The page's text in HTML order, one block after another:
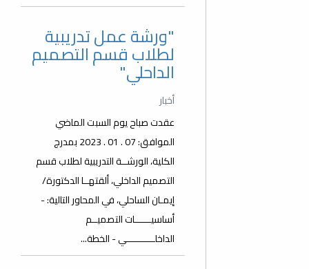
"ورشة عمل تدريبية
لطلاب قسم التصميم
الداحلي"
أخبار
عقدت صباح يوم السبت الماضي
الموافق: 07 . 01 . 2023 بمدرج
الكلية، الورشــة التدريبية لطلاب قسم
التصميم الداخلي، ألقتهــا الدكتورة/
إيمـان الساحلي، في المحاور التالية: -
أساسيــــــات التصميــم
الداخلــــــــــي - الخطة...